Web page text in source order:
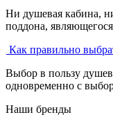
Ни душевая кабина,
поддона,
Как правильно
Выбор в пользу
одновременно с
Наши бренды